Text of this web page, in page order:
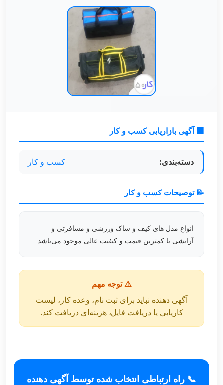
🏢 آگهی بازاریابی کسب و کار
دسته‌بندی: کسب و کار
📝 توضیحات کسب و کار
انواع مدل های کیف و ساک ورزشی و مسافرتی و
آرایشی با کمترین قیمت و کیفیت عالی موجود می‌باشد
⚠️ توجه مهم
آگهی دهنده نباید برای ثبت نام، وعده کار، لیست
کاریابی یا دریافت فایل، هزینه‌ای دریافت کند.
📞 راه ارتباطی انتخاب شده توسط آگهی دهنده